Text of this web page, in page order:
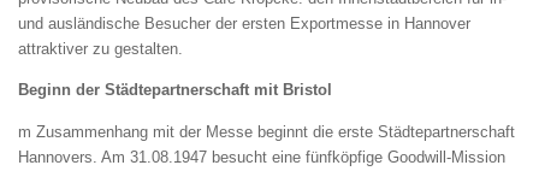
und ausländische Besucher der ersten Exportmesse in Hannover
attraktiver zu gestalten.
Beginn der Städtepartnerschaft mit Bristol
m Zusammenhang mit der Messe beginnt die erste Städtepartnerschaft
Hannovers. Am 31.08.1947 besucht eine fünfköpfige Goodwill-Mission